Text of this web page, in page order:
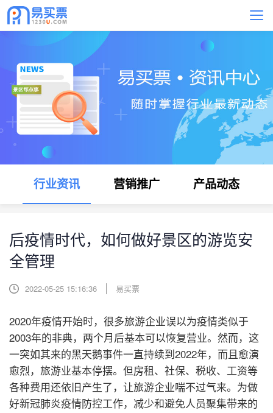
行业资讯 营销推广 产品动态
后疫情时代，如何做好景区的游览安
全管理
2022-05-25 15:16:36 易买票
2020年疫情开始时，很多旅游企业误以为疫情类似于
2003年的非典，两个月后基本可以恢复营业。然而，这
一突如其来的黑天鹅事件一直持续到2022年，而且愈演
愈烈，旅游业基本停摆。但房租、社保、税收、工资等
各种费用还依旧产生了，让旅游企业喘不过气来。为做
好新冠肺炎疫情防控工作，减少和避免人员聚集带来的